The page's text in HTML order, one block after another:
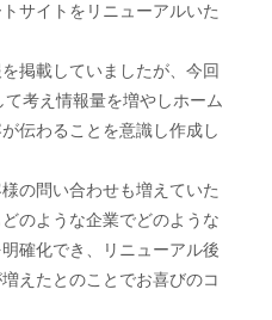
サイトをリニューアルいた
掲載していましたが、今回
考え情報量を増やしホーム
伝わることを意識し作成し
の問い合わせも増えていた
のような企業でどのような
確化でき、リニューアル後
えたとのことでお喜びのコ